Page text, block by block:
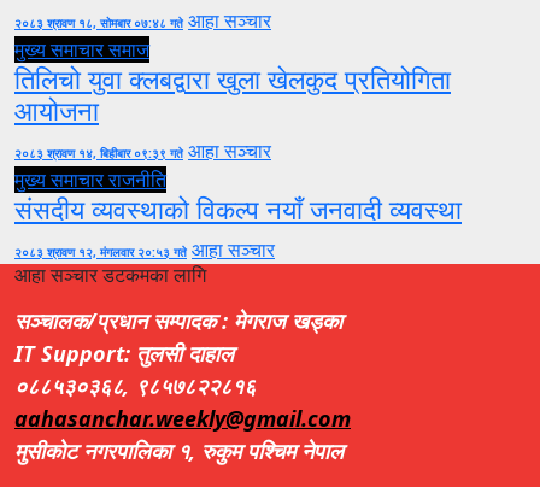
२०८३ श्रावण १८, सोमबार ०७:४८ गते आहा सञ्चार
मुख्य समाचारसमाज
तिलिचो युवा क्लबद्वारा खुला खेलकुद प्रतियोगिता
आयोजना
२०८३ श्रावण १४, बिहीबार ०९:३९ गते आहा सञ्चार
मुख्य समाचारराजनीति
संसदीय व्यवस्थाको विकल्प नयाँ जनवादी व्यवस्था
२०८३ श्रावण १२, मंगलवार २०:५३ गते आहा सञ्चार
आहा सञ्चार डटकमका लागि
सञ्चालक/प्रधान सम्पादक : मेगराज खड्का
IT Support: तुलसी दाहाल
०८८५३०३६८, ९८५७८२२८१६
aahasanchar.weekly@gmail.com
मुसीकोट नगरपालिका १, रुकुम पश्चिम नेपाल